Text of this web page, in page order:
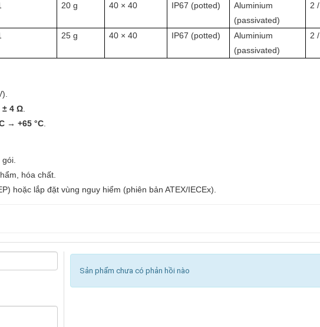
20 g 40 × 40 IP67 (potted)
Aluminium
(passivated)
2
25 g 40 × 40 IP67 (potted)
Aluminium
(passivated)
2
± 4 Ω
→ +65 °C
hóa chất.
hoặc lắp đặt vùng nguy hiểm (phiên bản ATEX/IECEx).
Sản phẩm chưa có phản hồi nào